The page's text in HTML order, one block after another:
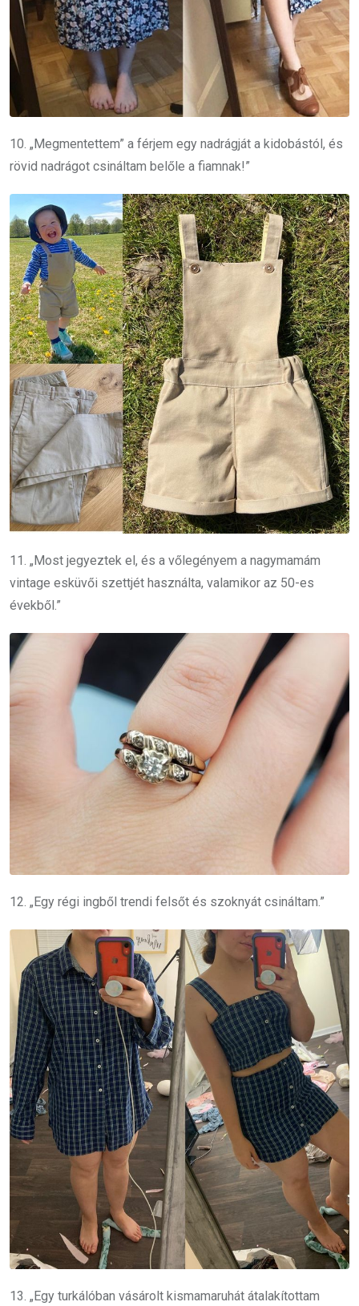
10. „Megmentettem” a férjem egy nadrágját a kidobástól, és
rövid nadrágot csináltam belőle a fiamnak!”
11. „Most jegyeztek el, és a vőlegényem a nagymamám
vintage esküvői szettjét használta, valamikor az 50-es
évekből.”
12. „Egy régi ingből trendi felsőt és szoknyát csináltam.”
13. „Egy turkálóban vásárolt kismamaruhát átalakítottam